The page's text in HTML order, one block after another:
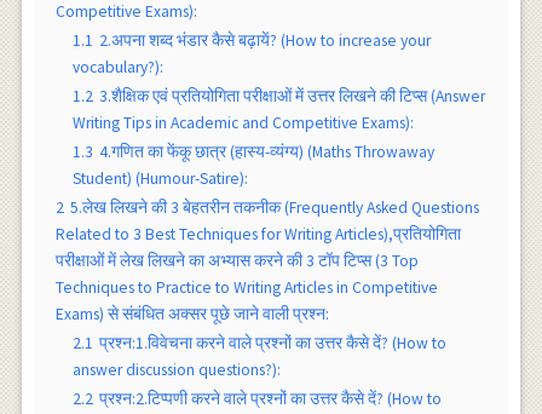
Competitive Exams):
1.1 2.अपना शब्द भंडार कैसे बढ़ायें? (How to increase your
vocabulary?):
1.2 3.शैक्षिक एवं प्रतियोगिता परीक्षाओं में उत्तर लिखने की टिप्स (Answer
Writing Tips in Academic and Competitive Exams):
1.3 4.गणित का फेंकू छात्र (हास्य-व्यंग्य) (Maths Throwaway
Student) (Humour-Satire):
2 5.लेख लिखने की 3 बेहतरीन तकनीक (Frequently Asked Questions
Related to 3 Best Techniques for Writing Articles),प्रतियोगिता
परीक्षाओं में लेख लिखने का अभ्यास करने की 3 टाॅप टिप्स (3 Top
Techniques to Practice to Writing Articles in Competitive
Exams) से संबंधित अक्सर पूछे जाने वाली प्रश्न:
2.1 प्रश्न:1.विवेचना करने वाले प्रश्नों का उत्तर कैसे दें? (How to
answer discussion questions?):
2.2 प्रश्न:2.टिप्पणी करने वाले प्रश्नों का उत्तर कैसे दें? (How to